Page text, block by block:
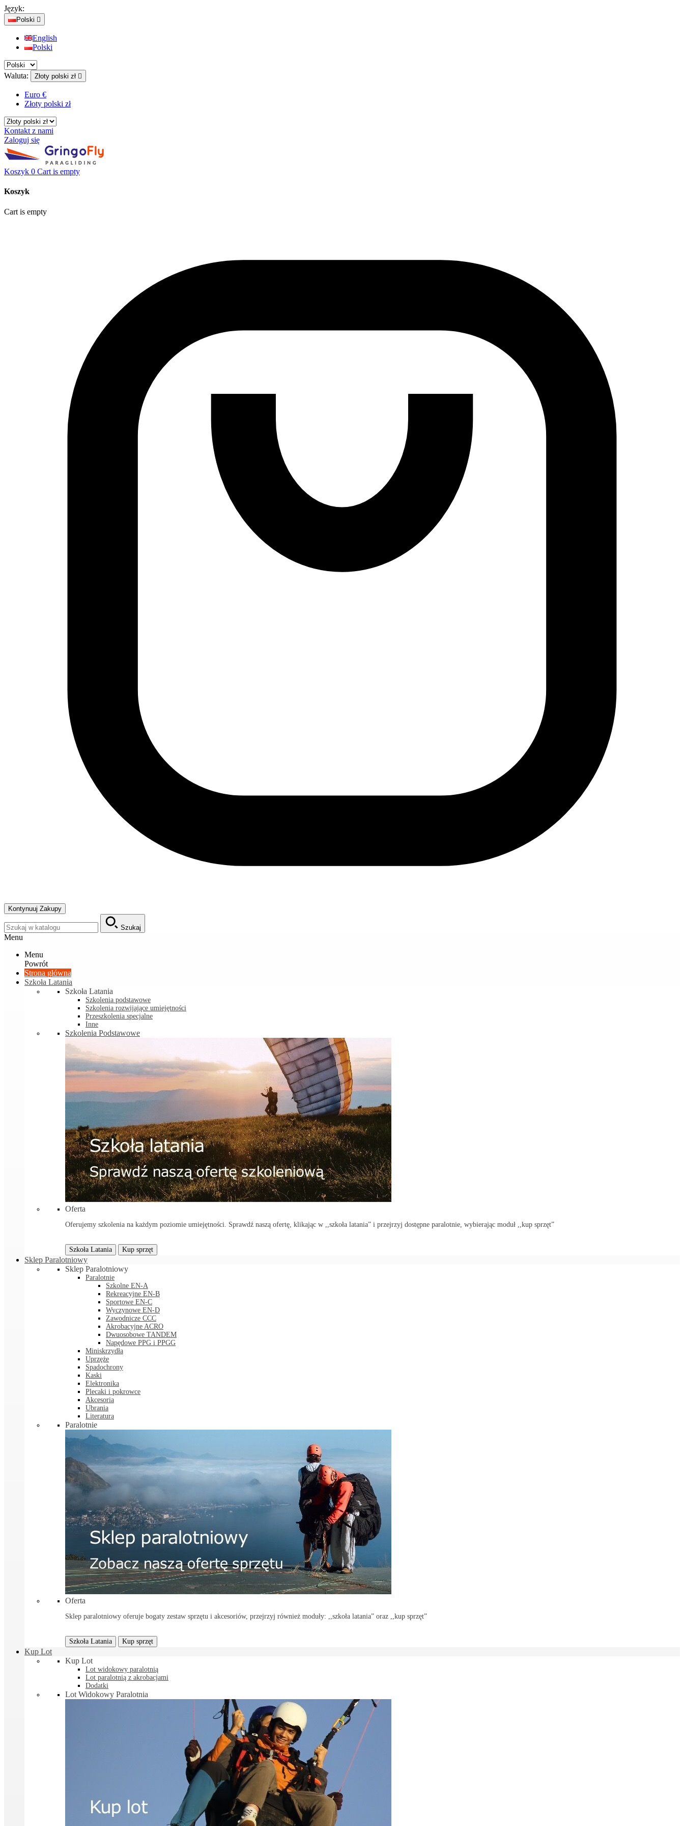
Język:
Polski 
English
Polski
Waluta: Złoty polski zł 
Euro €
Złoty polski zł
Kontakt z nami
Zaloguj się
Koszyk 0 Cart is empty
Koszyk
Cart is empty
Kontynuuj Zakupy
Szukaj
Menu
Menu
Powrót
Strona główna
Szkoła Latania
Szkoła Latania
Szkolenia podstawowe
Szkolenia rozwijające umiejętności
Przeszkolenia specjalne
Inne
Szkolenia Podstawowe
Oferta
Oferujemy szkolenia na każdym poziomie umiejętności. Sprawdź naszą ofertę, klikając w ,,szkoła latania” i przejrzyj dostępne paralotnie, wybierając moduł ,,kup sprzęt”
Szkoła Latania Kup sprzęt
Sklep Paralotniowy
Sklep Paralotniowy
Paralotnie
Szkolne EN-A
Rekreacyjne EN-B
Sportowe EN-C
Wyczynowe EN-D
Zawodnicze CCC
Akrobacyjne ACRO
Dwuosobowe TANDEM
Napędowe PPG i PPGG
Miniskrzydła
Uprzęże
Spadochrony
Kaski
Elektronika
Plecaki i pokrowce
Akcesoria
Ubrania
Literatura
Paralotnie
Oferta
Sklep paralotniowy oferuje bogaty zestaw sprzętu i akcesoriów, przejrzyj również moduły: ,,szkoła latania” oraz ,,kup sprzęt”
Szkoła Latania Kup sprzęt
Kup Lot
Kup Lot
Lot widokowy paralotnią
Lot paralotnią z akrobacjami
Dodatki
Lot Widokowy Paralotnia